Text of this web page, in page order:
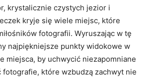
krystalicznie ⁤czystych jezior i
kryje się ‌wiele miejsc,⁣ które
fotografii. Wyruszając w tę
najpiękniejsze punkty⁢ widokowe w⁣
‌miejsca, by uchwycić niezapomniane‌
które ⁣wzbudzą zachwyt nie